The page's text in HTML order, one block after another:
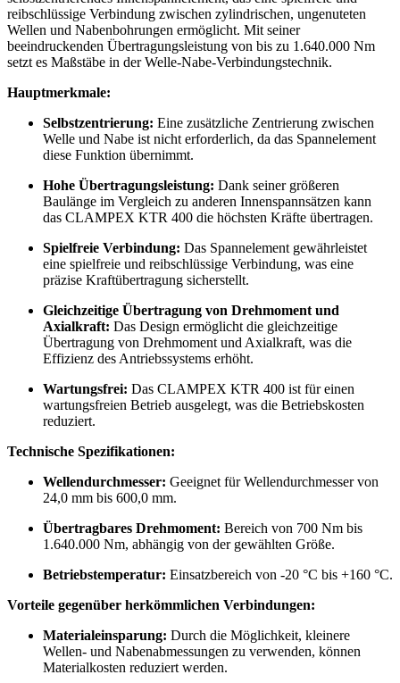
reibschlüssige Verbindung zwischen zylindrischen, ungenuteten
Wellen und Nabenbohrungen ermöglicht. Mit seiner
beeindruckenden Übertragungsleistung von bis zu 1.640.000 Nm
setzt es Maßstäbe in der Welle-Nabe-Verbindungstechnik.
Hauptmerkmale:
Selbstzentrierung: Eine zusätzliche Zentrierung zwischen
Welle und Nabe ist nicht erforderlich, da das Spannelement
diese Funktion übernimmt.
Hohe Übertragungsleistung: Dank seiner größeren
Baulänge im Vergleich zu anderen Innenspannsätzen kann
das CLAMPEX KTR 400 die höchsten Kräfte übertragen.
Spielfreie Verbindung: Das Spannelement gewährleistet
eine spielfreie und reibschlüssige Verbindung, was eine
präzise Kraftübertragung sicherstellt.
Gleichzeitige Übertragung von Drehmoment und
Axialkraft: Das Design ermöglicht die gleichzeitige
Übertragung von Drehmoment und Axialkraft, was die
Effizienz des Antriebssystems erhöht.
Wartungsfrei: Das CLAMPEX KTR 400 ist für einen
wartungsfreien Betrieb ausgelegt, was die Betriebskosten
reduziert.
Technische Spezifikationen:
Wellendurchmesser: Geeignet für Wellendurchmesser von
24,0 mm bis 600,0 mm.
Übertragbares Drehmoment: Bereich von 700 Nm bis
1.640.000 Nm, abhängig von der gewählten Größe.
Betriebstemperatur: Einsatzbereich von -20 °C bis +160 °C.
Vorteile gegenüber herkömmlichen Verbindungen:
Materialeinsparung: Durch die Möglichkeit, kleinere
Wellen- und Nabenabmessungen zu verwenden, können
Materialkosten reduziert werden.